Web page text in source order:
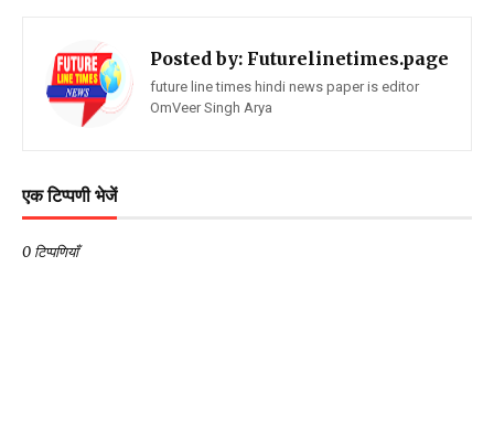
Posted by: Futurelinetimes.page
future line times hindi news paper is editor
OmVeer Singh Arya
एक टिप्पणी भेजें
0 टिप्पणियाँ